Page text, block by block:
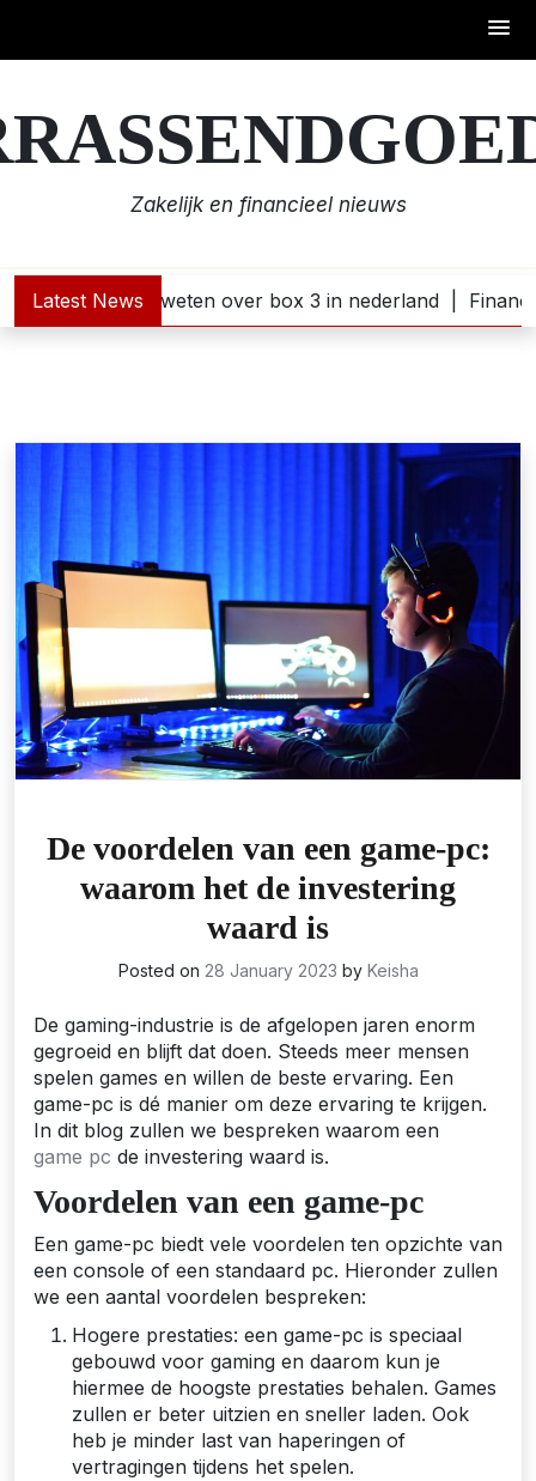
to
content
Zakelijk en financieel nieuws
Latest News
wat je moet weten over box 3 in nederland |
De voordelen van een game-pc:
waarom het de investering
waard is
Posted on 28 January 2023 by Keisha
De gaming-industrie is de afgelopen jaren enorm
gegroeid en blijft dat doen. Steeds meer mensen
spelen games en willen de beste ervaring. Een
game-pc is dé manier om deze ervaring te krijgen.
In dit blog zullen we bespreken waarom een
game pc de investering waard is.
Voordelen van een game-pc
Een game-pc biedt vele voordelen ten opzichte van
een console of een standaard pc. Hieronder zullen
we een aantal voordelen bespreken:
Hogere prestaties: een game-pc is speciaal
gebouwd voor gaming en daarom kun je
hiermee de hoogste prestaties behalen. Games
zullen er beter uitzien en sneller laden. Ook
heb je minder last van haperingen of
vertragingen tijdens het spelen.